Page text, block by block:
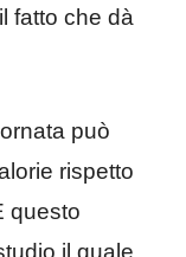
fatto che dà
può
rispetto
questo